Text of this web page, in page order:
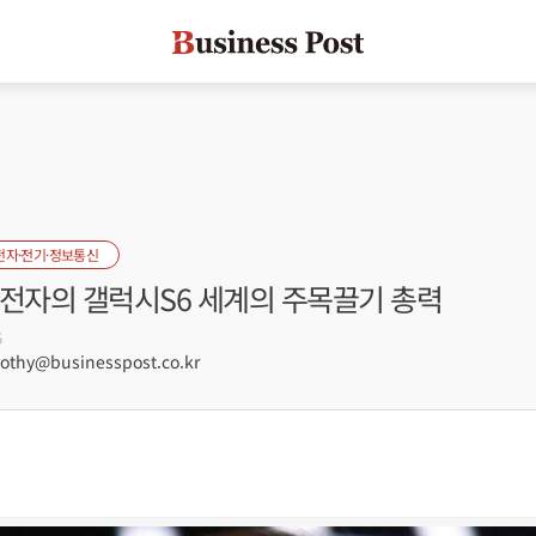
자·전기·정보통신
자의 갤럭시S6 세계의 주목끌기 총력